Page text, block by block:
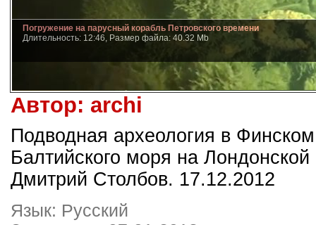
Погружение на парусный корабль Петровского времени
Длительность: 12:46, Размер файла: 40.32 Mb
Автор: archi
Подводная археология в
Балтийского моря на Лондонской
Дмитрий Столбов. 17.12.2012
Язык: Русский